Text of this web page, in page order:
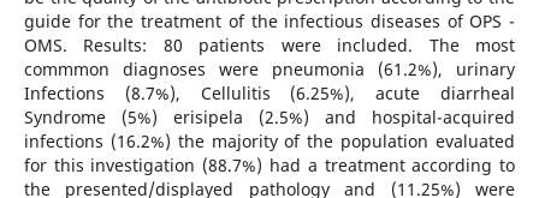
guide for the treatment of the infectious diseases of OPS -
OMS. Results: 80 patients were included. The most
commmon diagnoses were pneumonia (61.2%), urinary
Infections (8.7%), Cellulitis (6.25%), acute diarrheal
Syndrome (5%) erisipela (2.5%) and hospital-acquired
infections (16.2%) the majority of the population evaluated
for this investigation (88.7%) had a treatment according to
the presented/displayed pathology and (11.25%) were